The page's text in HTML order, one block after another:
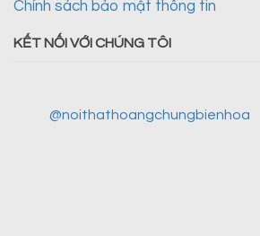
Chính sách bảo mật thông tin
KẾT NỐI VỚI CHÚNG TÔI
@noithathoangchungbienhoa